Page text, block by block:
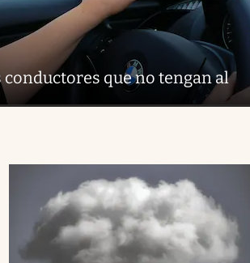
que no tengan al